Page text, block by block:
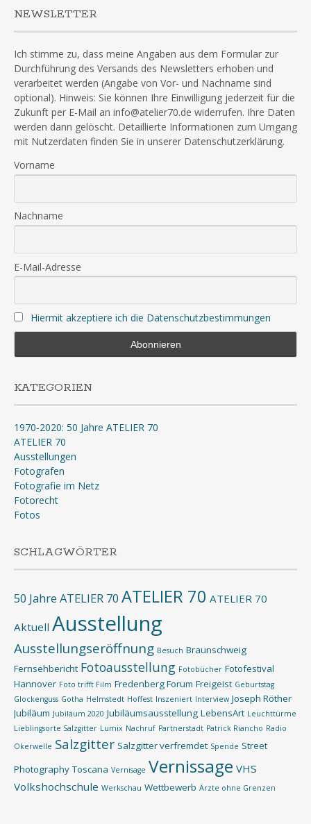
NEWSLETTER
Ich stimme zu, dass meine Angaben aus dem Formular zur
Durchführung des Versands des Newsletters erhoben und
verarbeitet werden (Angabe von Vor- und Nachname sind
optional). Hinweis: Sie können Ihre Einwilligung jederzeit für die
Zukunft per E-Mail an info@atelier70.de widerrufen. Ihre Daten
werden dann gelöscht. Detaillierte Informationen zum Umgang
mit Nutzerdaten finden Sie in unserer Datenschutzerklärung.
Vorname
Nachname
E-Mail-Adresse
Hiermit akzeptiere ich die Datenschutzbestimmungen
KATEGORIEN
1970-2020: 50 Jahre ATELIER 70
ATELIER 70
Ausstellungen
Fotografen
Fotografie im Netz
Fotorecht
Fotos
SCHLAGWÖRTER
50 Jahre ATELIER 70 ATELIER 70 ATELIER 70
Aktuell Ausstellung
Ausstellungseröffnung Besuch Braunschweig
Fernsehbericht Fotoausstellung Fotobücher Fotofestival
Hannover Foto trifft Film Fredenberg Forum Freigeist Geburtstag
Glockenguss Gotha Helmstedt Hoffest Inszeniert Interview Joseph Röther
Jubiläum Jubiläum 2020 Jubiläumsausstellung LebensArt Leuchttürme
Lieblingsorte Salzgitter Lumix Nachruf Partnerstadt Patrick Riancho Radio
Okerwelle Salzgitter Salzgitter verfremdet Spende Street
Photography Toscana Vernisage Vernissage VHS
Volkshochschule Werkschau Wettbewerb Ärzte ohne Grenzen